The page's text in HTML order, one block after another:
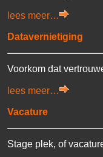
lees meer…
Datavernietiging
Voorkom dat
lees meer…
Vacature
Stage plek, of